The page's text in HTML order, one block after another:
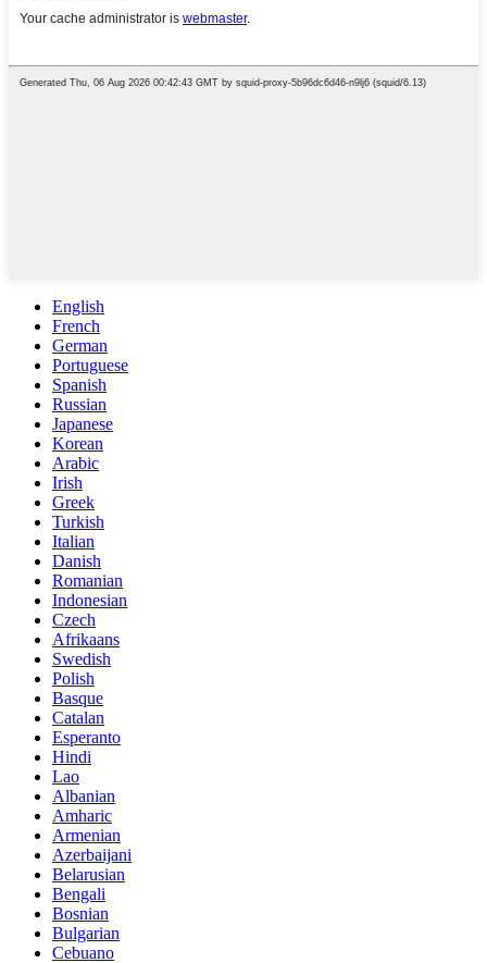
English
French
German
Portuguese
Spanish
Russian
Japanese
Korean
Arabic
Irish
Greek
Turkish
Italian
Danish
Romanian
Indonesian
Czech
Afrikaans
Swedish
Polish
Basque
Catalan
Esperanto
Hindi
Lao
Albanian
Amharic
Armenian
Azerbaijani
Belarusian
Bengali
Bosnian
Bulgarian
Cebuano